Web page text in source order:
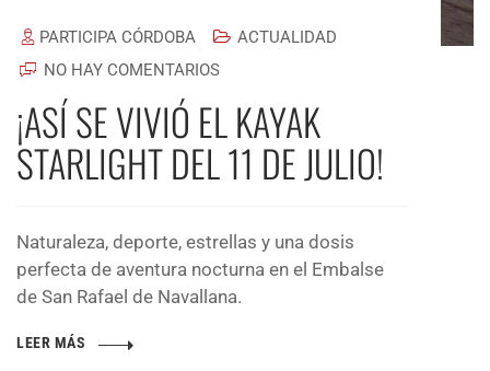
PARTICIPA CÓRDOBA
ACTUALIDAD
NO HAY COMENTARIOS
¡ASÍ SE VIVIÓ EL KAYAK
STARLIGHT DEL 11 DE JULIO!
Naturaleza, deporte, estrellas y una dosis
perfecta de aventura nocturna en el Embalse
de San Rafael de Navallana.
LEER MÁS